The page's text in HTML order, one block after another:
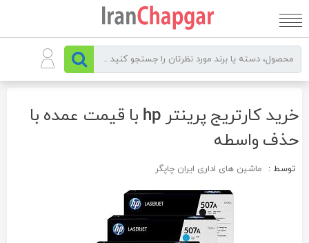
به
خرید کارتریج پرینتر hp با قیمت عمده با
حذف واسطه
توسط : ماشین های اداری ایران چاپگر